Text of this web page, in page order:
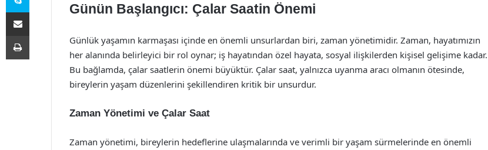
Günün Başlangıcı: Çalar Saatin Önemi
Günlük yaşamın karmaşası içinde en önemli unsurlardan biri, zaman yönetimidir. Zaman, hayatımızın
her alanında belirleyici bir rol oynar; iş hayatından özel hayata, sosyal ilişkilerden kişisel gelişime kadar.
Bu bağlamda, çalar saatlerin önemi büyüktür. Çalar saat, yalnızca uyanma aracı olmanın ötesinde,
bireylerin yaşam düzenlerini şekillendiren kritik bir unsurdur.
Zaman Yönetimi ve Çalar Saat
Zaman yönetimi, bireylerin hedeflerine ulaşmalarında ve verimli bir yaşam sürmelerinde en önemli
E-Posta ile paylaş